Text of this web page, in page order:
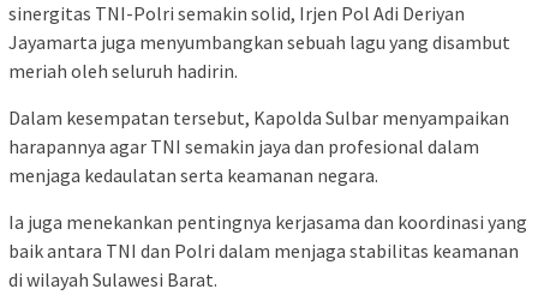
sinergitas TNI-Polri semakin solid, Irjen Pol Adi Deriyan
Jayamarta juga menyumbangkan sebuah lagu yang disambut
meriah oleh seluruh hadirin.
Dalam kesempatan tersebut, Kapolda Sulbar menyampaikan
harapannya agar TNI semakin jaya dan profesional dalam
menjaga kedaulatan serta keamanan negara.
Ia juga menekankan pentingnya kerjasama dan koordinasi yang
baik antara TNI dan Polri dalam menjaga stabilitas keamanan
di wilayah Sulawesi Barat.